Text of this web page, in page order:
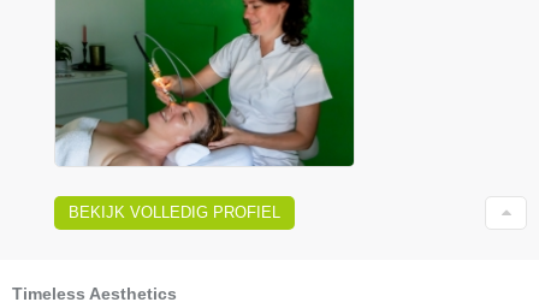
BEKIJK VOLLEDIG PROFIEL
Timeless Aesthetics